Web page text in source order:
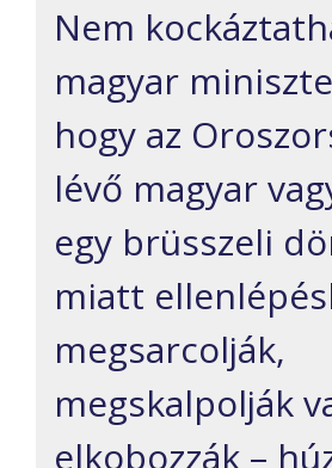
Nem
magyar
hogy az
lévő magyar
egy brüsszeli
miatt
megsarcolják,
megskalpolják
elkobozzák –